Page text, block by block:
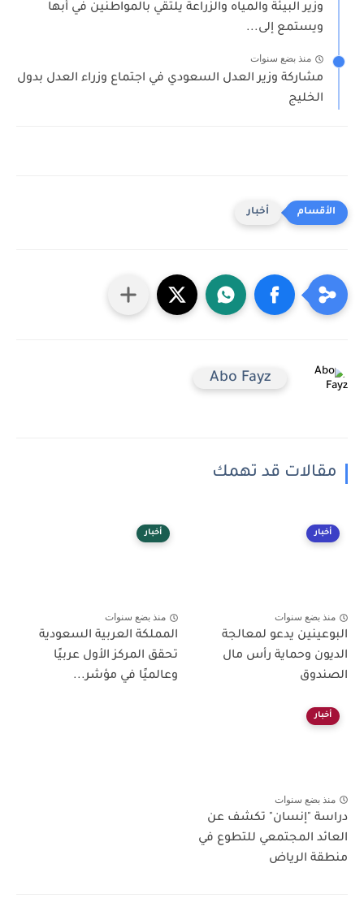
وزير البيئة والمياه والزراعة يلتقي بالمواطنين في أبها
ويستمع إلى...
منذ بضع سنوات
مشاركة وزير العدل السعودي في اجتماع وزراء العدل بدول
الخليج
أخبار
Abo Fayz
مقالات قد تهمك
أخبار
منذ بضع سنوات
البوعينين يدعو لمعالجة
الديون وحماية رأس مال
الصندوق
أخبار
منذ بضع سنوات
المملكة العربية السعودية
تحقق المركز الأول عربيًا
وعالميًا في مؤشر...
أخبار
منذ بضع سنوات
دراسة "إنسان" تكشف عن
العائد المجتمعي للتطوع في
منطقة الرياض